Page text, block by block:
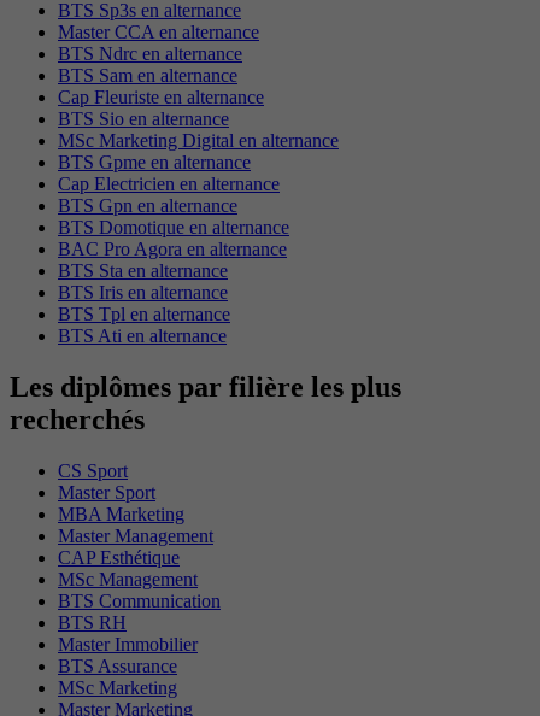
BTS Sp3s en alternance
Master CCA en alternance
BTS Ndrc en alternance
BTS Sam en alternance
Cap Fleuriste en alternance
BTS Sio en alternance
MSc Marketing Digital en alternance
BTS Gpme en alternance
Cap Electricien en alternance
BTS Gpn en alternance
BTS Domotique en alternance
BAC Pro Agora en alternance
BTS Sta en alternance
BTS Iris en alternance
BTS Tpl en alternance
BTS Ati en alternance
Les diplômes par filière les plus
recherchés
CS Sport
Master Sport
MBA Marketing
Master Management
CAP Esthétique
MSc Management
BTS Communication
BTS RH
Master Immobilier
BTS Assurance
MSc Marketing
Master Marketing